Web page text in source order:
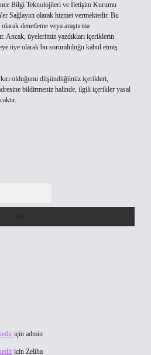
Bilgi Teknolojileri ve İletişim Kurumu
Sağlayıcı olarak hizmet vermektedir. Bu
denetleme veya araştırma
Ancak, üyelerimiz yazdıkları içeriklerin
üye olarak bu sorumluluğu kabul etmiş
olduğunu düşündüğünüz içerikleri,
bildirmeniz halinde, ilgili içerikler yasal
için admin
için Zeliha